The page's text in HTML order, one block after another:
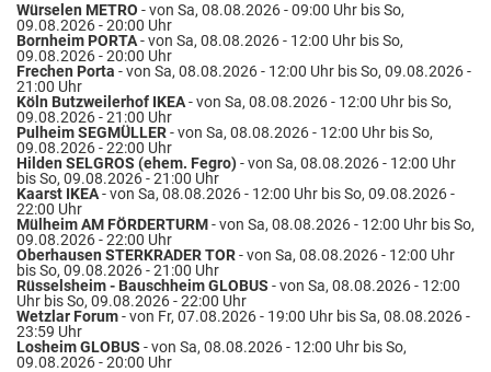
Würselen METRO - von Sa, 08.08.2026 - 09:00 Uhr bis So,
09.08.2026 - 20:00 Uhr
Bornheim PORTA- von Sa, 08.08.2026 - 12:00 Uhr bis So,
09.08.2026 - 20:00 Uhr
Frechen Porta - von Sa, 08.08.2026 - 12:00 Uhr bis So, 09.08.2026 -
21:00 Uhr
Köln Butzweilerhof IKEA- von Sa, 08.08.2026 - 12:00 Uhr bis So,
09.08.2026 - 21:00 Uhr
Pulheim SEGMÜLLER- von Sa, 08.08.2026 - 12:00 Uhr bis So,
09.08.2026 - 22:00 Uhr
Hilden SELGROS (ehem. Fegro)- von Sa, 08.08.2026 - 12:00 Uhr
bis So, 09.08.2026 - 21:00 Uhr
Kaarst IKEA- von Sa, 08.08.2026 - 12:00 Uhr bis So, 09.08.2026 -
22:00 Uhr
Mülheim AM FÖRDERTURM- von Sa, 08.08.2026 - 12:00 Uhr bis So,
09.08.2026 - 22:00 Uhr
Oberhausen STERKRADER TOR- von Sa, 08.08.2026 - 12:00 Uhr
bis So, 09.08.2026 - 21:00 Uhr
Rüsselsheim - Bauschheim GLOBUS - von Sa, 08.08.2026 - 12:00
Uhr bis So, 09.08.2026 - 22:00 Uhr
Wetzlar Forum- von Fr, 07.08.2026 - 19:00 Uhr bis Sa, 08.08.2026 -
23:59 Uhr
Losheim GLOBUS - von Sa, 08.08.2026 - 12:00 Uhr bis So,
09.08.2026 - 20:00 Uhr